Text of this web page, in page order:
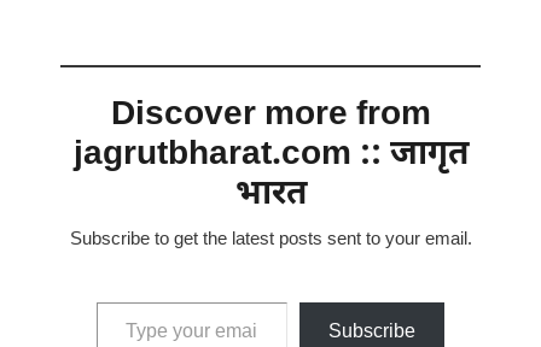
Discover more from
jagrutbharat.com :: जागृत
भारत
Subscribe to get the latest posts sent to your email.
Type your email…
Subscribe